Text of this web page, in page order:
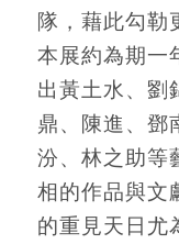
隊，藉此勾勒
本展約為期一
出黃土水、劉
鼎、陳進、鄧
汾、林之助等
相的作品與文
的重見天日尤